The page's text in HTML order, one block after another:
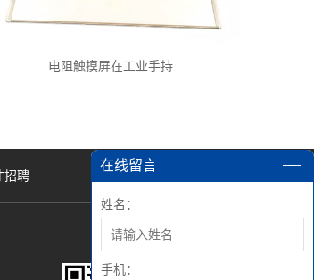
电阻触摸屏在工业手持...
在线留言
姓名：
手机：
招聘